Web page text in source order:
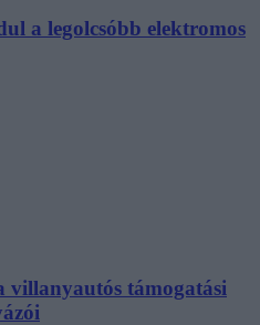
a legolcsóbb elektromos
támogatási